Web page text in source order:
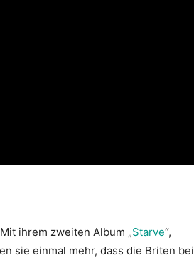
ihrem zweiten Album „Starve“,
sie einmal mehr, dass die Briten bei